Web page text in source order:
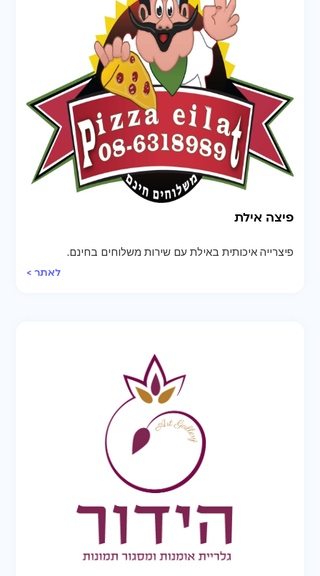
פיצה אילת
פיצרייה איכותית באילת עם שירות משלוחים בחינם.
לאתר >